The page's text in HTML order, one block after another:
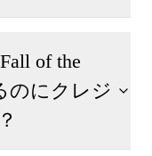
of the
のにクレジ